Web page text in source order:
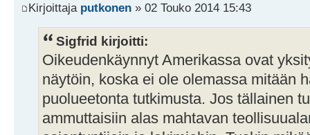
Kirjoittaja putkonen » 02 Touko 2014 15:43
Sigfrid kirjoitti:
Oikeudenkäynnyt Amerikassa ovat
näytöin, koska ei ole olemassa mitään
puolueetonta tutkimusta. Jos tällainen
ammuttaisiin alas mahtavan